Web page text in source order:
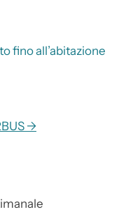
fino all’abitazione
→